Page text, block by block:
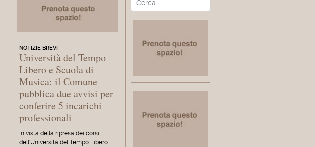
NOTIZIE BREVI
Università del Tempo
Libero e Scuola di
Musica: il Comune
pubblica due avvisi per
conferire 5 incarichi
professionali
In vista della ripresa dei corsi
dell'Università del Tempo Libero